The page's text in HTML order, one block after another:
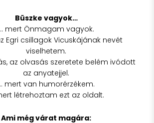
Büszke vagyok…
mert Önmagam vagyok.
Egri csillagok Vicuskájának nevét
viselhetem.
az olvasás szeretete belém ivódott
az anyatejjel.
mert van humorérzékem.
létrehoztam ezt az oldalt.
Ami még várat magára: